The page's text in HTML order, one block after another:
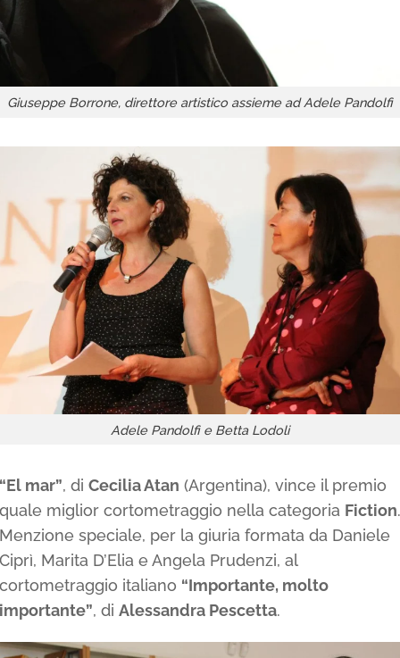
Giuseppe Borrone, direttore artistico assieme ad Adele Pandolfi
Adele Pandolfi e Betta Lodoli
“El mar”, di Cecilia Atan (Argentina), vince il premio
quale miglior cortometraggio nella categoria Fiction.
Menzione speciale, per la giuria formata da Daniele
Ciprì, Marita D’Elia e Angela Prudenzi, al
cortometraggio italiano “Importante, molto
importante”, di Alessandra Pescetta.